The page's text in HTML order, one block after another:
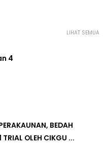
LIHAT SEMUA
4
BEDAH
OLEH CIKGU ...